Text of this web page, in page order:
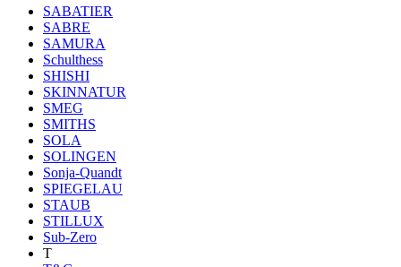
SABATIER
SABRE
SAMURA
Schulthess
SHISHI
SKINNATUR
SMEG
SMITHS
SOLA
SOLINGEN
Sonja-Quandt
SPIEGELAU
STAUB
STILLUX
Sub-Zero
T